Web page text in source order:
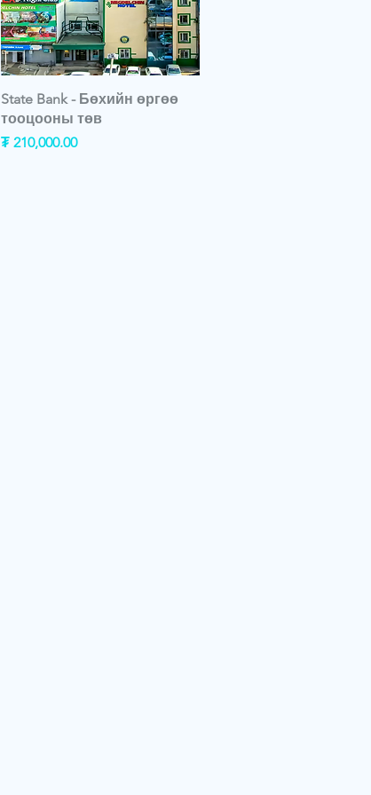
State Bank - Бөхийн өргөө
тооцооны төв
Price
₮ 210,000.00